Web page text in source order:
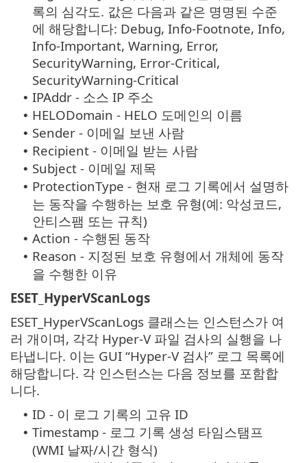
록의 심각도. 값은 다음과 같은 명명된 수준
에 해당합니다: Debug, Info-Footnote, Info,
Info-Important, Warning, Error,
SecurityWarning, Error-Critical,
SecurityWarning-Critical
• IPAddr - 소스 IP 주소
• HELODomain - HELO 도메인의 이름
• Sender - 이메일 보낸 사람
• Recipient - 이메일 받는 사람
• Subject - 이메일 제목
• ProtectionType - 현재 로그 기록에서 설명하
는 동작을 수행하는 보호 유형(예: 악성코드,
안티스팸 또는 규칙)
• Action - 수행된 동작
• Reason - 지정된 보호 유형에서 개체에 동작
을 수행한 이유
ESET_HyperVScanLogs
ESET_HyperVScanLogs 클래스는 인스턴스가 여
러 개이며, 각각 Hyper-V 파일 검사의 실행을 나
타냅니다. 이는 GUI “Hyper-V 검사” 로그 목록에
해당합니다. 각 인스턴스는 다음 정보를 포함합
니다.
• ID - 이 로그 기록의 고유 ID
• Timestamp - 로그 기록 생성 타임스탬프
(WMI 날짜/시간 형식)